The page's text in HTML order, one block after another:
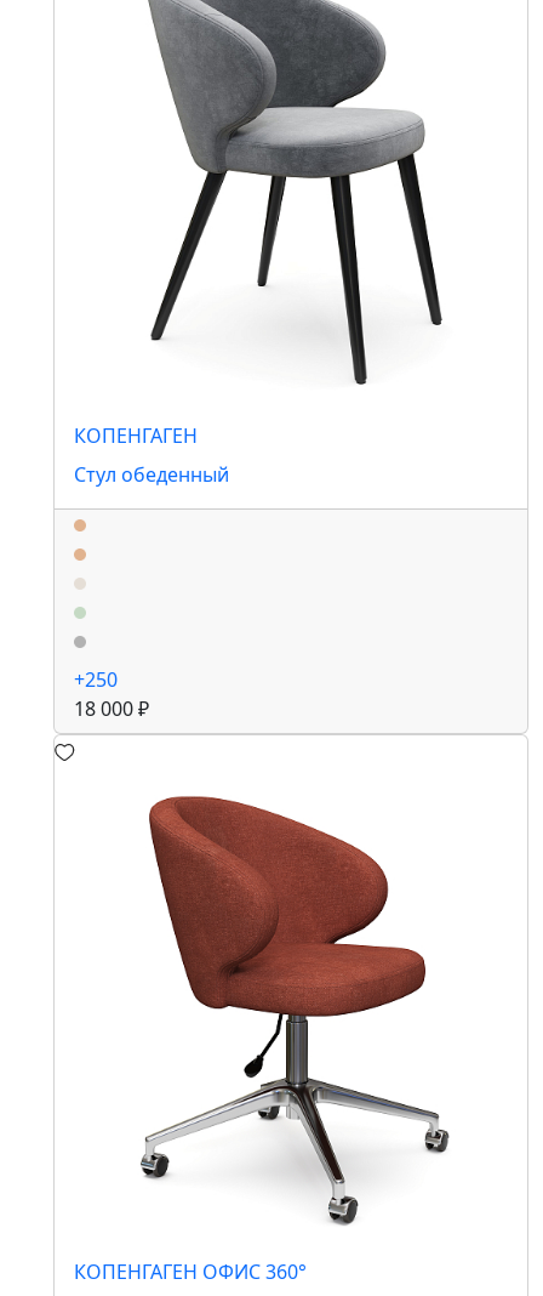
КОПЕНГАГЕН
Стул обеденный
+250
18 000 ₽
КОПЕНГАГЕН ОФИС 360°